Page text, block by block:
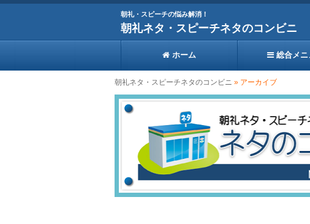
朝礼・スピーチの悩み解消！
朝礼ネタ・スピーチネタのコンビニ
ホーム 総合メニ
朝礼ネタ・スピーチネタのコンビニ » アーカイブ